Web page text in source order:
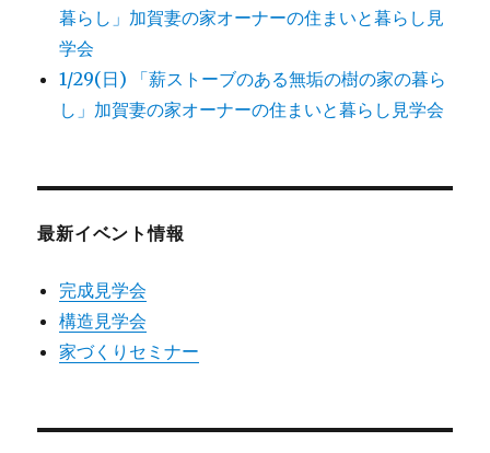
暮らし」加賀妻の家オーナーの住まいと暮らし見
学会
1/29(日) 「薪ストーブのある無垢の樹の家の暮ら
し」加賀妻の家オーナーの住まいと暮らし見学会
最新イベント情報
完成見学会
構造見学会
家づくりセミナー